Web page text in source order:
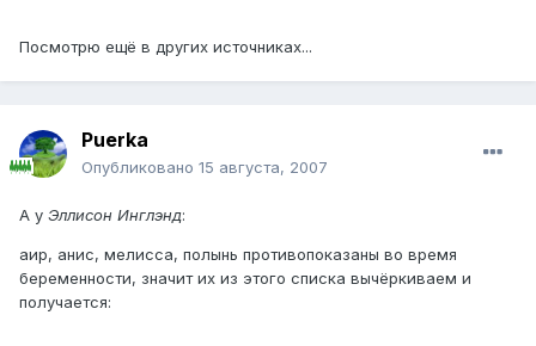
Посмотрю ещё в других источниках...
Puerka
Опубликовано 15 августа, 2007
А у Эллисон Инглэнд:
аир, анис, мелисса, полынь противопоказаны во время
беременности, значит их из этого списка вычёркиваем и
получается: